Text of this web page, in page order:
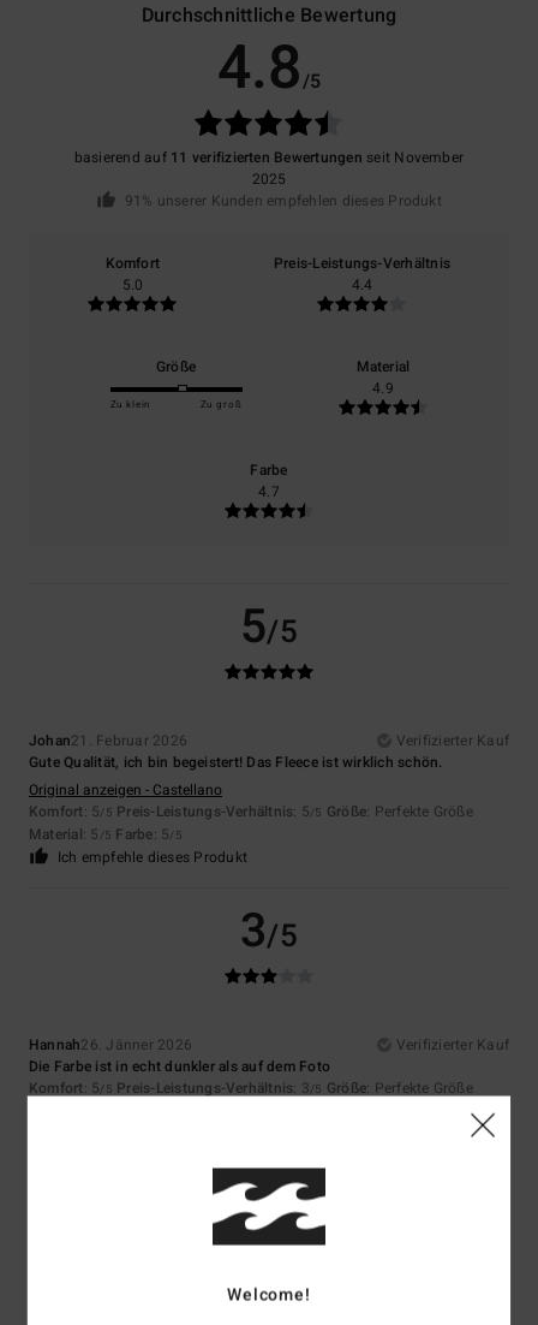
Durchschnittliche Bewertung
4.8/5
basierend auf 11 verifizierten Bewertungen seit November
2025
91% unserer Kunden empfehlen dieses Produkt
Komfort
5.0
Preis-Leistungs-Verhältnis
4.4
Größe
Zu klein Zu groß
Material
4.9
Farbe
4.7
5/5
Johan21. Februar 2026
Verifizierter Kauf
Gute Qualität, ich bin begeistert! Das Fleece ist wirklich schön.
Original anzeigen - Castellano
Komfort: 5/5 Preis-Leistungs-Verhältnis: 5/5 Größe: Perfekte Größe
Material: 5 /5 Farbe: 5/5
Ich empfehle dieses Produkt
3/5
Hannah26. Jänner 2026
Verifizierter Kauf
Die Farbe ist in echt dunkler als auf dem Foto
Komfort: 5/5 Preis-Leistungs-Verhältnis: 3/5 Größe: Perfekte Größe
5/5
Welcome!